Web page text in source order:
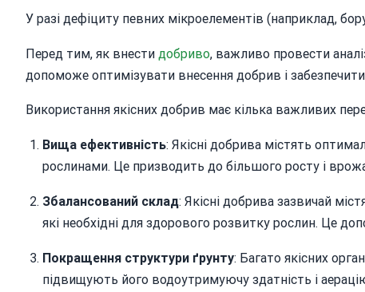
У разі дефіциту певних мікроелементів (наприклад,
Перед тим, як внести добриво, важливо провести
допоможе оптимізувати внесення добрив і
Використання якісних добрив має кілька важливих
Вища ефективність: Якісні добрива містять
рослинами. Це призводить до більшого росту і
Збалансований склад: Якісні добрива зазвичай
які необхідні для здорового розвитку рослин. Це
Покращення структури ґрунту: Багато якісних
підвищують його водоутримуючу здатність і